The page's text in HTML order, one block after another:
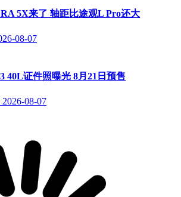
5X来了 轴距比途观L Pro还大
08-07
40L证件照曝光 8月21日预售
2026-08-07